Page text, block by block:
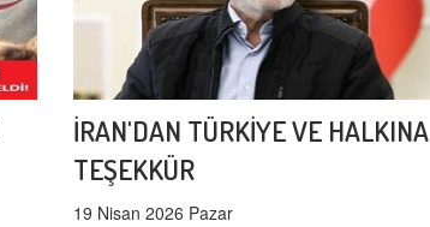
İRAN'DAN TÜRKİYE VE HALKINA
TEŞEKKÜR
19 Nisan 2026 Pazar